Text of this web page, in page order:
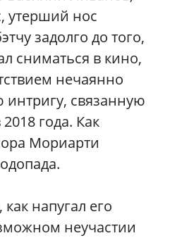
утерший нос
задолго до того,
сниматься в кино,
нечаянно
связанную
года. Как
Мориарти
напугал его
неучастии